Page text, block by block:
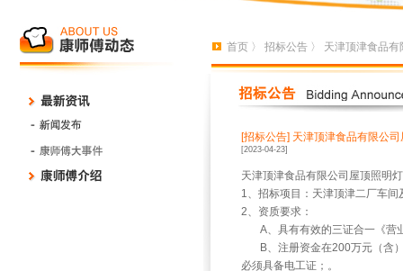
首页 〉 招标公告 〉 天津顶津食品
[招标公告] 天津顶津食品有限公
[2023-04-23]
天津顶津食品有限公司屋顶照明
1、招标项目：天津顶津二厂车
2、资质要求：
A、具有有效的三证合一《营
B、注册资金在200万元（含）
必须具备电工证；。